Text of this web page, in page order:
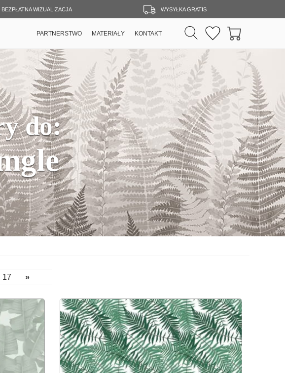
BEZPŁATNA WIZUALIZACJA WYSYŁKA GRATIS
PARTNERSTWO MATERIAŁY KONTAKT
do:
17 »